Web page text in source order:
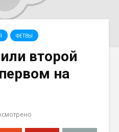
ФЕТВЫ
второй
на